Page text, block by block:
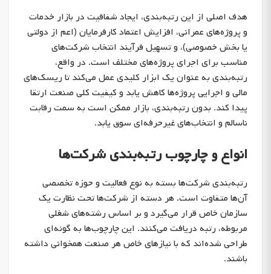
هدف اصلی از این رتبه‌بندی، ایجاد شفافیت در بازار خدمات
و پروژه‌های عمرانی، افزایش اعتماد کارفرمایان (اعم از دولتی
یا بخش خصوصی)، و تسهیل فرآیند انتخاب شرکت‌های
مناسب برای اجرای پروژه‌های مختلف است. در واقع،
رتبه‌بندی به عنوان یک ابزار کلیدی عمل می‌کند تا ریسک‌های
مالی و اجرایی پروژه‌ها کاهش یابد و کیفیت کلی صنعت ارتقا
پیدا کند. بدون رتبه‌بندی، بازار ممکن است به سمت رقابت
ناسالم و انتخاب‌های غیرحرفه‌ای سوق یابد.
انواع و چارچوب رتبه‌بندی شرکت‌ها
رتبه‌بندی شرکت‌ها بسته به نوع فعالیت و حوزه تخصصی
آن‌ها متفاوت است. هر دسته از شرکت‌ها تحت نظارت یک
سازمان خاص قرار می‌گیرد و بر اساس رشته‌های شغلی
مربوطه، رتبه دریافت می‌کنند. این چارچوب‌ها به گونه‌ای
طراحی شده‌اند که با نیازهای خاص هر صنعت همخوانی داشته
باشند.